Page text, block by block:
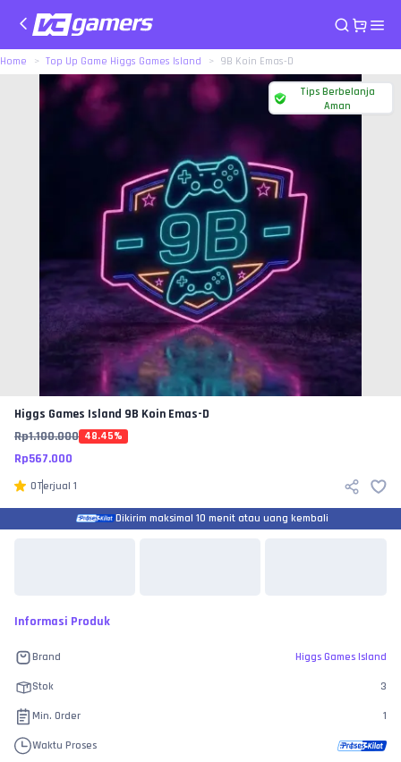
Home Top Up Game Higgs Games Island 9B Koin Emas-D
Tips Berbelanja
Aman
Higgs Games Island 9B Koin Emas-D
Rp1.100.000 48.45%
Rp567.000
0Terjual 1
Dikirim maksimal 10 menit atau uang kembali
Informasi Produk
Brand Higgs Games Island
Stok 3
Min. Order 1
Waktu Proses